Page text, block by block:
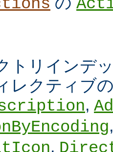
トリインデ
レクティブ
,
,